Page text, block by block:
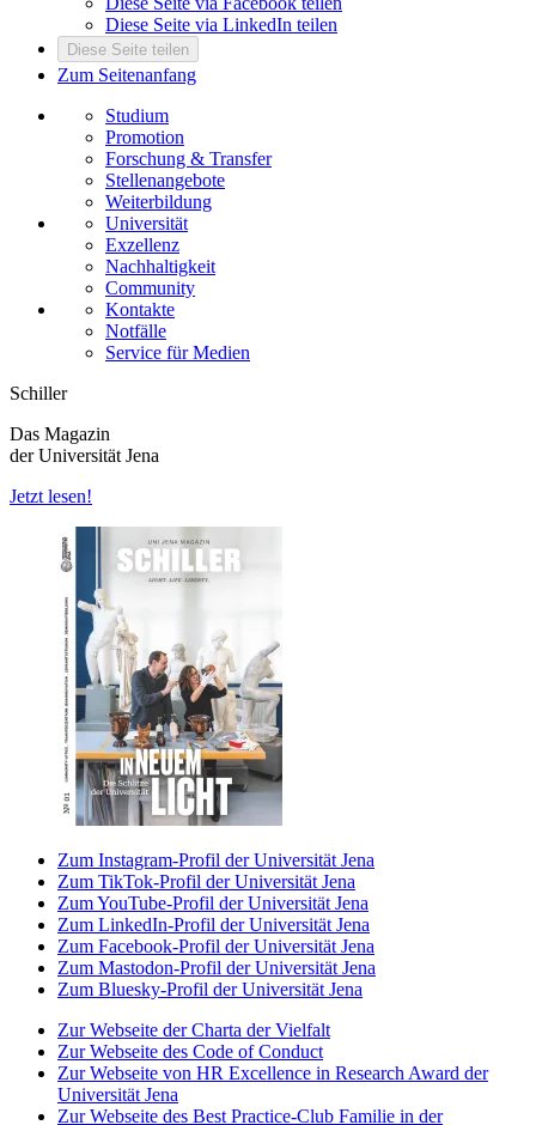
Diese Seite via LinkedIn teilen
Diese Seite teilen
Zum Seitenanfang
Studium
Promotion
Forschung & Transfer
Stellenangebote
Weiterbildung
Universität
Exzellenz
Nachhaltigkeit
Community
Kontakte
Notfälle
Service für Medien
Schiller
Das Magazin
der Universität Jena
Jetzt lesen!
Zum Instagram-Profil der Universität Jena
Zum TikTok-Profil der Universität Jena
Zum YouTube-Profil der Universität Jena
Zum LinkedIn-Profil der Universität Jena
Zum Facebook-Profil der Universität Jena
Zum Mastodon-Profil der Universität Jena
Zum Bluesky-Profil der Universität Jena
Zur Webseite der Charta der Vielfalt
Zur Webseite des Code of Conduct
Zur Webseite von HR Excellence in Research Award der
Universität Jena
Zur Webseite des Best Practice-Club Familie in der